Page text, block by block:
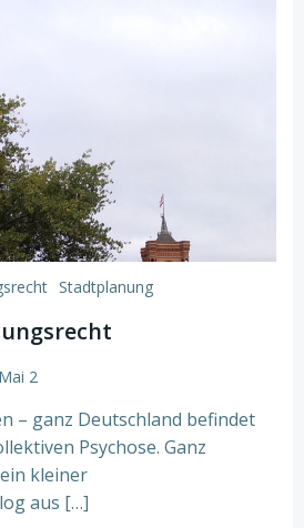
Stadtplanung
Mai 2
– ganz Deutschland befindet
Psychose. Ganz
kleiner
aus […]